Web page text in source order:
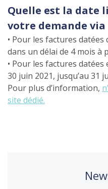
Quelle est la date
votre demande via
• Pour les factures datées
dans un délai de 4 mois à
• Pour les factures
30 juin 2021, jusqu’au 31
Pour plus d’information,
site dédié.